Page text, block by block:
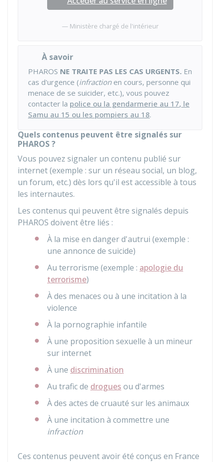
Ministère chargé de l'intérieur
À savoir
PHAROS NE TRAITE PAS LES CAS URGENTS. En
cas d'urgence (infractionen cours, personne qui
menace de se suicider, etc.), vous pouvez
contacter la police ou la gendarmerie au 17, le
Samu au 15 ou les pompiers au 18.
Quels contenus peuvent être signalés sur
PHAROS ?
Vous pouvez signaler un contenu publié sur
internet (exemple : sur un réseau social, un blog,
un forum, etc.) dès lors qu'il est accessible à tous
les internautes.
Les contenus qui peuvent être signalés depuis
PHAROS doivent être liés :
À la mise en danger d'autrui (exemple :
une annonce de suicide)
Au terrorisme (exemple : apologie du
terrorisme)
À des menaces ou à une incitation à la
violence
À la pornographie infantile
À une proposition sexuelle à un mineur
sur internet
À une discrimination
Au trafic de drogues ou d'armes
À des actes de cruauté sur les animaux
À une incitation à commettre une
infraction
Ces contenus peuvent avoir été conçus en France